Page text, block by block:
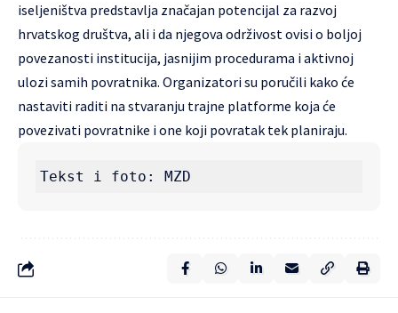
iseljeništva predstavlja značajan potencijal za razvoj
hrvatskog društva, ali i da njegova održivost ovisi o boljoj
povezanosti institucija, jasnijim procedurama i aktivnoj
ulozi samih povratnika. Organizatori su poručili kako će
nastaviti raditi na stvaranju trajne platforme koja će
povezivati povratnike i one koji povratak tek planiraju.
Tekst i foto: MZD